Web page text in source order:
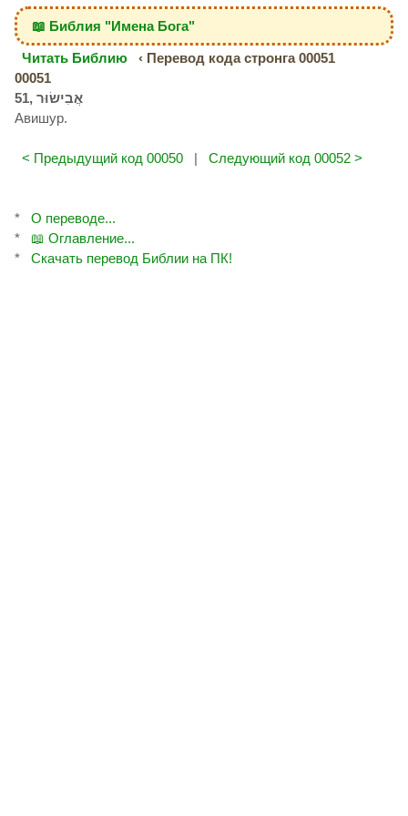
📖 Библия "Имена Бога"
Читать Библию
‹ Перевод кода стронга 00051
00051
Авишур.
< Предыдущий код 00050 | Следующий код 00052 >
*
О переводе...
*
📖 Оглавление...
*
Скачать перевод Библии на ПК!